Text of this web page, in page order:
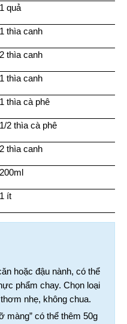
1 quả
1 thìa canh
2 thìa canh
1 thìa canh
1 thìa cà phê
1/2 thìa cà phê
2 thìa canh
200ml
1 ít
hoặc đậu nành, có thể
phẩm chay. Chọn loại
nhẹ, không chua.
màng” có thể thêm 50g